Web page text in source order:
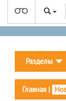
Разделы
Главная |